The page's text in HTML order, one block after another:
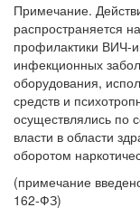
Примечание.
распространяется
профилактики ВИЧ-
инфекционных
оборудования,
средств и
осуществлялись по
власти в области
оборотом
(примечание
162-ФЗ)